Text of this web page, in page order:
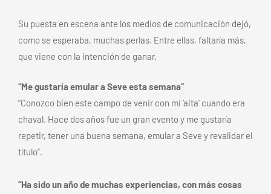
Su puesta en escena ante los medios de comunicación dejó,
como se esperaba, muchas perlas. Entre ellas, faltaría más,
que viene con la intención de ganar.
“Me gustaría emular a Seve esta semana”
“Conozco bien este campo de venir con mi ‘aita’ cuando era
chaval. Hace dos años fue un gran evento y me gustaría
repetir, tener una buena semana, emular a Seve y revalidar el
título”.
“Ha sido un año de muchas experiencias, con más cosas